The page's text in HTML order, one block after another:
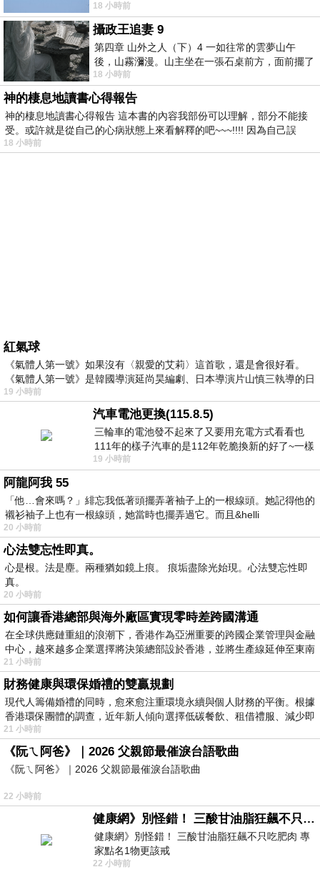
我們開了一條又新又活的路從幔子經過
18 小時前
攝政王追妻 9
第四章 山外之人（下）4 一如往常的雲夢山午
後，山霧瀰漫。山主坐在一張石桌前方，面前擺了
一盤未下完的棋盤，還有一壺茶與兩只冒
18 小時前
神的棲息地讀書心得報告
神的棲息地讀書心得報告 這本書的內容我部份可以理解，部分不能接
受。或許就是從自己的心病狀態上來看解釋的吧~~~!!!! 因為自己誤
18 小時前
紅氣球
《氣體人第一號》如果沒有〈親愛的艾莉〉這首歌，還是會很好看。
《氣體人第一號》是韓國導演延尚昊編劇、日本導演片山慎三執導的日
19 小時前
汽車電池更換(115.8.5)
三輪車的電池發不起來了又要用充電方式看看也
111年的樣子汽車的是112年乾脆換新的好了~一樣
在阿炮電池買的漲了一百多塊吧
19 小時前
阿龍阿我 55
「他…會來嗎？」緋忘我低著頭擺弄著袖子上的一根線頭。她記得他的
襯衫袖子上也有一根線頭，她當時也擺弄過它。而且&helli
20 小時前
心法雙忘性即真。
心是根。法是塵。兩種猶如鏡上痕。 痕垢盡除光始現。心法雙忘性即
真。
20 小時前
如何讓香港總部與海外廠區實現零時差跨國溝通
在全球供應鏈重組的浪潮下，香港作為亞洲重要的跨國企業管理與金融
中心，越來越多企業選擇將決策總部設於香港，並將生產線延伸至東南
21 小時前
財務健康與環保婚禮的雙贏規劃
現代人籌備婚禮的同時，愈來愈注重環境永續與個人財務的平衡。根據
香港環保團體的調查，近年新人傾向選擇低碳餐飲、租借禮服、減少即
21 小時前
《阮ㄟ阿爸》｜2026 父親節最催淚台語歌曲
《阮ㄟ阿爸》｜2026 父親節最催淚台語歌曲
22 小時前
健康網》別怪錯！ 三酸甘油脂狂飆不只吃肥肉 專家點名1物更該戒
健康網》別怪錯！ 三酸甘油脂狂飆不只吃肥肉 專
家點名1物更該戒
https://health.ltn.com.tw/article/breakingnews/
22 小時前